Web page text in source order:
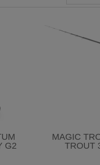
G2
MAGIC
TROUT